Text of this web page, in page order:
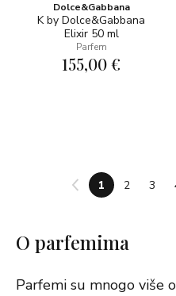
Dolce&Gabbana
K by Dolce&Gabbana
Elixir 50 ml
Parfem
155,00 €
1 2 3
O parfemima
Parfemi su mnogo više